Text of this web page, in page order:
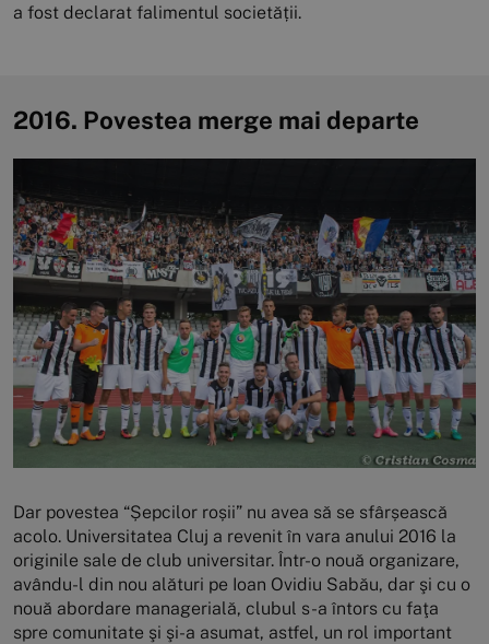
a fost declarat falimentul societății.
2016. Povestea merge mai departe
Dar povestea “Șepcilor roșii” nu avea să se sfârșească
acolo. Universitatea Cluj a revenit în vara anului 2016 la
originile sale de club universitar. Într-o nouă organizare,
avându-l din nou alături pe Ioan Ovidiu Sabău, dar şi cu o
nouă abordare managerială, clubul s-a întors cu faţa
spre comunitate şi şi-a asumat, astfel, un rol important